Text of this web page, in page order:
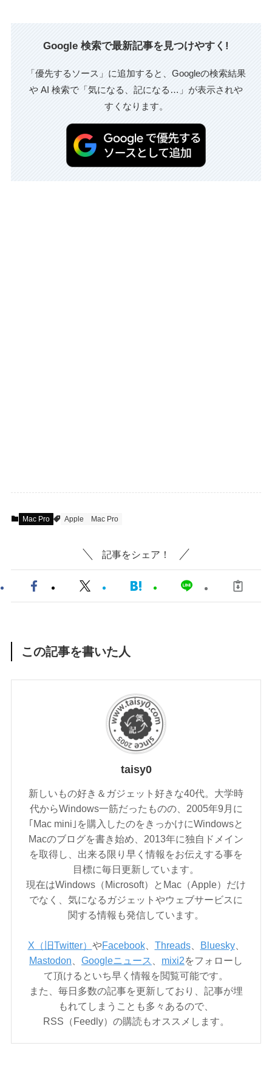
Google 検索で最新記事を見つけやすく!
「優先するソース」に追加すると、Googleの検索結果
や AI 検索で「気になる、記になる…」が表示されや
すくなります。
Mac Pro Apple Mac Pro
記事をシェア！
この記事を書いた人
taisy0
新しいもの好き＆ガジェット好きな40代。大学時
代からWindows一筋だったものの、2005年9月に
｢Mac mini｣を購入したのをきっかけにWindowsと
Macのブログを書き始め、2013年に独自ドメイン
を取得し、出来る限り早く情報をお伝えする事を
目標に毎日更新しています。
現在はWindows（Microsoft）とMac（Apple）だけ
でなく、気になるガジェットやウェブサービスに
関する情報も発信しています。
X（旧Twitter） やFacebook、 Threads、 Bluesky、
Mastodon
Googleニュース mixi2をフォローし
て頂けるといち早く情報を閲覧可能です。
また、毎日多数の記事を更新しており、記事が埋
もれてしまうことも多々あるので、
RSS（Feedly）の購読もオススメします。